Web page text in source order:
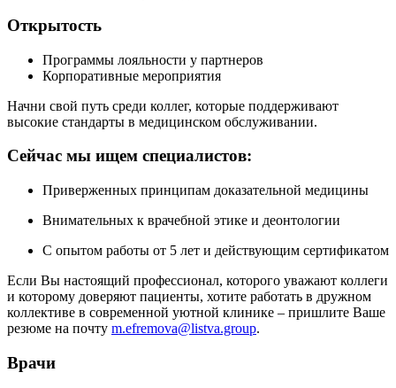
Открытость
Программы лояльности у партнеров
Корпоративные мероприятия
Начни свой путь среди коллег, которые поддерживают
высокие стандарты в медицинском обслуживании.
Сейчас мы ищем специалистов:
Приверженных принципам доказательной медицины
Внимательных к врачебной этике и деонтологии
С опытом работы от 5 лет и действующим сертификатом
Если Вы настоящий профессионал, которого уважают коллеги
и которому доверяют пациенты, хотите работать в дружном
коллективе в современной уютной клинике – пришлите Ваше
резюме на почту m.efremova@listva.group.
Врачи